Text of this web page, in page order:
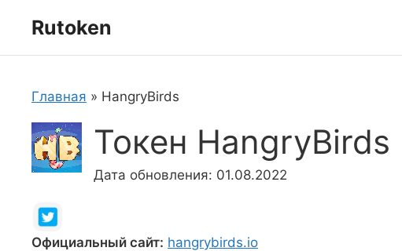
Rutoken
Главная » HangryBirds
Токен HangryBirds
Дата обновления: 01.08.2022
Официальный сайт: hangrybirds.io